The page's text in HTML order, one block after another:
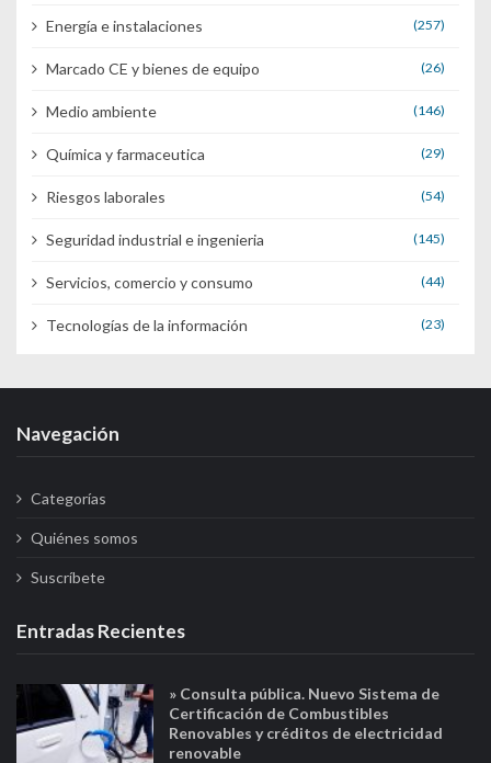
Energía e instalaciones (257)
Marcado CE y bienes de equipo (26)
Medio ambiente (146)
Química y farmaceutica (29)
Riesgos laborales (54)
Seguridad industrial e ingenieria (145)
Servicios, comercio y consumo (44)
Tecnologías de la información (23)
Navegación
Categorías
Quiénes somos
Suscríbete
Entradas Recientes
» Consulta pública. Nuevo Sistema de
Certificación de Combustibles
Renovables y créditos de electricidad
renovable